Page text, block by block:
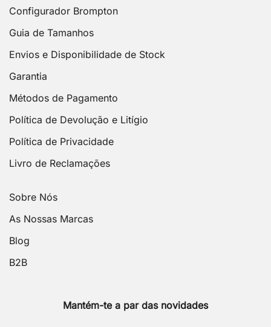
Configurador Brompton
Guia de Tamanhos
Envios e Disponibilidade de Stock
Garantia
Métodos de Pagamento
Política de Devolução e Litígio
Política de Privacidade
Livro de Reclamações
Sobre Nós
As Nossas Marcas
Blog
B2B
Mantém-te a par das novidades